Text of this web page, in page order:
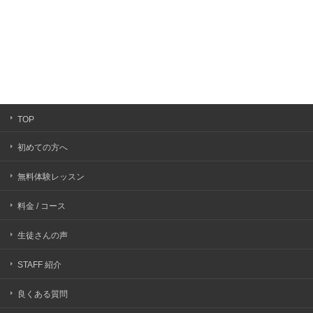
TOP
初めての方へ
無料体験レッスン
料金 / コース
生徒さんの声
STAFF 紹介
良くある質問